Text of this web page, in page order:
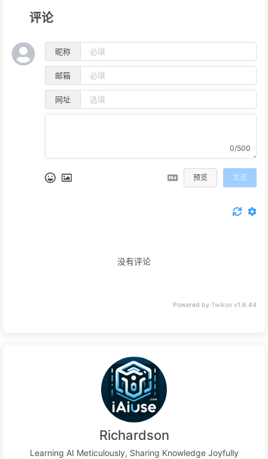
评论
昵称
邮箱
网址
0/500
预览 发送
没有评论
Powered by Twikoo v1.6.44
Richardson
Learning AI Meticulously, Sharing Knowledge Joyfully